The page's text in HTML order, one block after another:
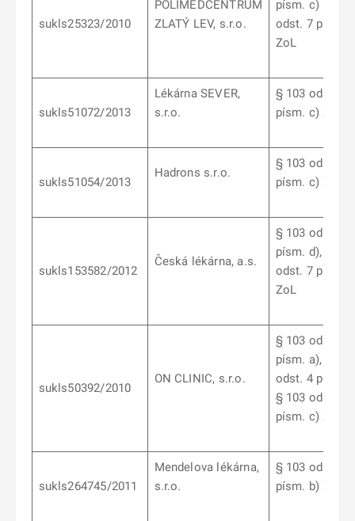
sukls25323/2010
POLIMEDCENTRUM
ZLATÝ LEV, s.r.o.
písm. c) a §
odst. 7 písm.
ZoL
sukls51072/2013
Lékárna SEVER,
s.r.o.
§ 103 odst. 6
písm. c) ZoL
sukls51054/2013
Hadrons s.r.o.
§ 103 odst. 6
písm. c) ZoL
sukls153582/2012
Česká lékárna, a.s.
§ 103 odst. 6
písm. d), § 103
odst. 7 písm.
ZoL
sukls50392/2010
ON CLINIC, s.r.o.
§ 103 odst. 1
písm. a), § 103
odst. 4 písm.
§ 103 odst. 4
písm. c) ZoL
sukls264745/2011
Mendelova lékárna,
s.r.o.
§ 103 odst. 7
písm. b) ZoL